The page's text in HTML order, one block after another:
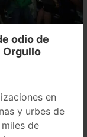
odio de
Orgullo
en
y urbes de
de